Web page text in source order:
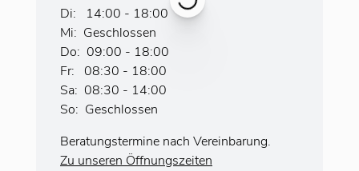
Di: 14:00 - 18:00
Mi: Geschlossen
Do: 09:00 - 18:00
Fr: 08:30 - 18:00
Sa: 08:30 - 14:00
So: Geschlossen
Beratungstermine nach Vereinbarung.
Zu unseren Öffnungszeiten